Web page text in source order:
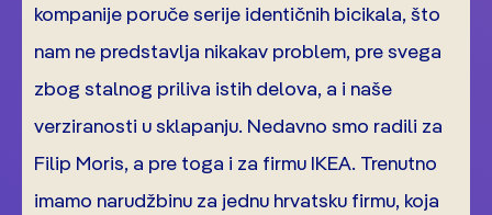
kompanije poruče serije identičnih bicikala, što
nam ne predstavlja nikakav problem, pre svega
zbog stalnog priliva istih delova, a i naše
verziranosti u sklapanju. Nedavno smo radili za
Filip Moris, a pre toga i za firmu IKEA. Trenutno
imamo narudžbinu za jednu hrvatsku firmu, koja